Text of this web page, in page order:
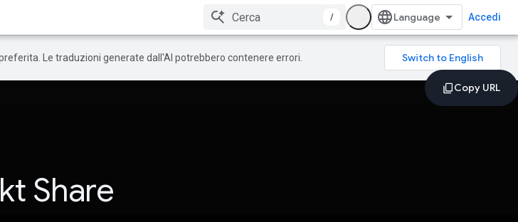
/ Accedi
Le traduzioni generate dall'AI potrebbero contenere errori.
Share